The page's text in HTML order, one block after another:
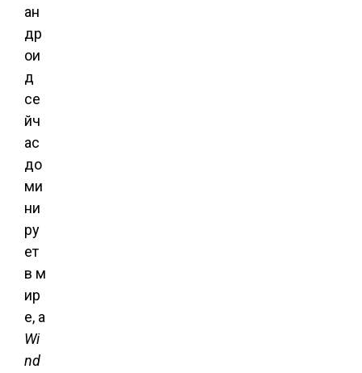
ан
др
ои
д
се
йч
ас
до
ми
ни
ру
ет
в м
ир
е, а
Wi
nd